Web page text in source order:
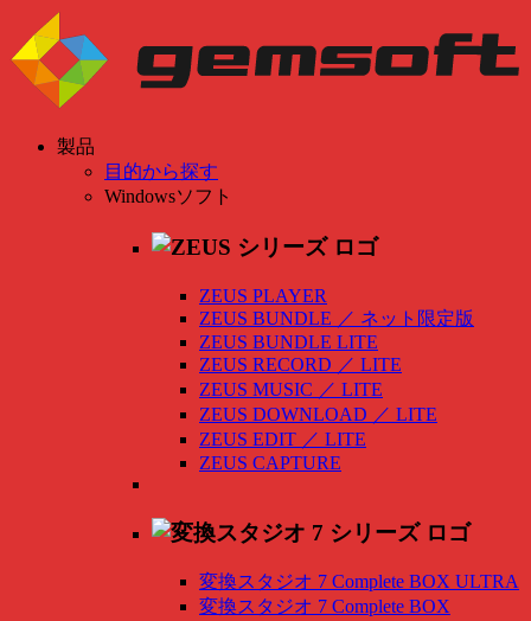
製品
目的から探す
Windowsソフト
ZEUS PLAYER
ZEUS BUNDLE ／ ネット限定版
ZEUS BUNDLE LITE
ZEUS RECORD ／ LITE
ZEUS MUSIC ／ LITE
ZEUS DOWNLOAD ／ LITE
ZEUS EDIT ／ LITE
ZEUS CAPTURE
変換スタジオ 7 Complete BOX ULTRA
変換スタジオ 7 Complete BOX